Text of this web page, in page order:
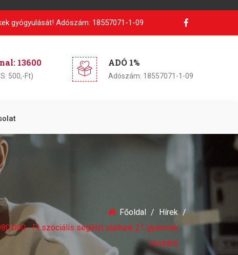
gyógyulását! Adószám: 18557071-1-09
13600
500,-Ft)
ADÓ 1%
Adószám: 18557071-1-09
Főoldal
Hírek
Ft szociális segélyt utaltunk 21 gyermek
részére